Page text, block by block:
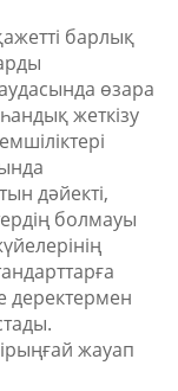
барлық
өзара
жеткізу
дәйекті,
болмауы
деректермен
жауап